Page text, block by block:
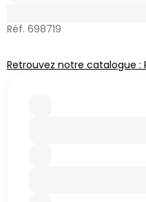
Réf. 698719
Retrouvez notre catalogue :